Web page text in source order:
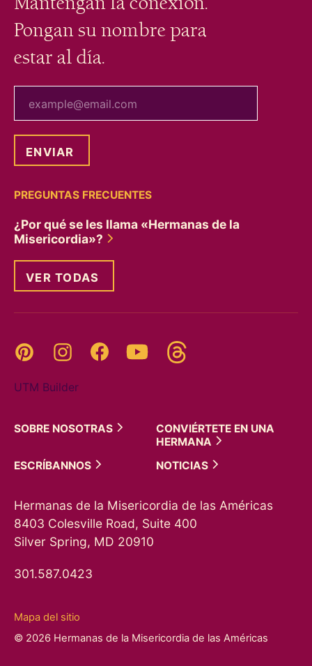
Pongan su nombre para
estar al día.
PREGUNTAS FRECUENTES
¿Por qué se les llama «Hermanas de la
Misericordia»?
VER TODAS
Pinterest InstagramFacebookYouTube
UTM Builder
SOBRE NOSOTRAS
CONVIÉRTETE EN UNA
HERMANA
ESCRÍBANNOS
NOTICIAS
Hermanas de la Misericordia de las Américas
8403 Colesville Road, Suite 400
Silver Spring, MD 20910
301.587.0423
Mapa del sitio
© 2026 Hermanas de la Misericordia de las Américas